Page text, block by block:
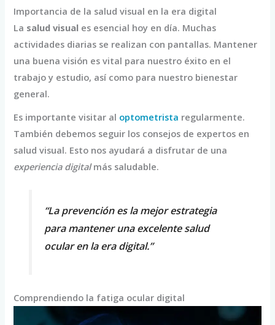
Importancia de la salud visual en la era digital
La salud visual es esencial hoy en día. Muchas
actividades diarias se realizan con pantallas. Mantener
una buena visión es vital para nuestro éxito en el
trabajo y estudio, así como para nuestro bienestar
general.
Es importante visitar al optometrista regularmente.
También debemos seguir los consejos de expertos en
salud visual. Esto nos ayudará a disfrutar de una
experiencia digitalmás saludable.
“La prevención es la mejor estrategia
para mantener una excelente salud
ocular en la era digital.”
Comprendiendo la fatiga ocular digital